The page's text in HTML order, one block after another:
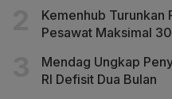
Kemenhub Turunkan
Pesawat Maksimal
Mendag Ungkap
RI Defisit Dua Bulan